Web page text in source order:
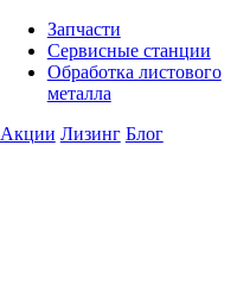
Запчасти
Сервисные станции
Обработка листового
металла
Акции Лизинг Блог